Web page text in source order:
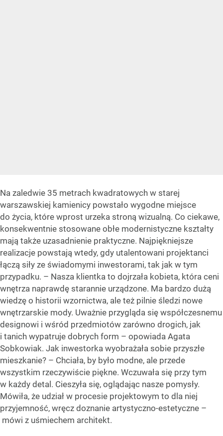
Na zaledwie 35 metrach kwadratowych w starej
warszawskiej kamienicy powstało wygodne miejsce
do życia, które wprost urzeka stroną wizualną. Co ciekawe,
konsekwentnie stosowane obłe modernistyczne kształty
mają także uzasadnienie praktyczne. Najpiękniejsze
realizacje powstają wtedy, gdy utalentowani projektanci
łączą siły ze świadomymi inwestorami, tak jak w tym
przypadku. – Nasza klientka to dojrzała kobieta, która ceni
wnętrza naprawdę starannie urządzone. Ma bardzo dużą
wiedzę o historii wzornictwa, ale też pilnie śledzi nowe
wnętrzarskie mody. Uważnie przygląda się współczesnemu
designowi i wśród przedmiotów zarówno drogich, jak
i tanich wypatruje dobrych form – opowiada Agata
Sobkowiak. Jak inwestorka wyobrażała sobie przyszłe
mieszkanie? – Chciała, by było modne, ale przede
wszystkim rzeczywiście piękne. Wczuwała się przy tym
w każdy detal. Cieszyła się, oglądając nasze pomysły.
Mówiła, że udział w procesie projektowym to dla niej
przyjemność, wręcz doznanie artystyczno-estetyczne –
mówi z uśmiechem architekt.